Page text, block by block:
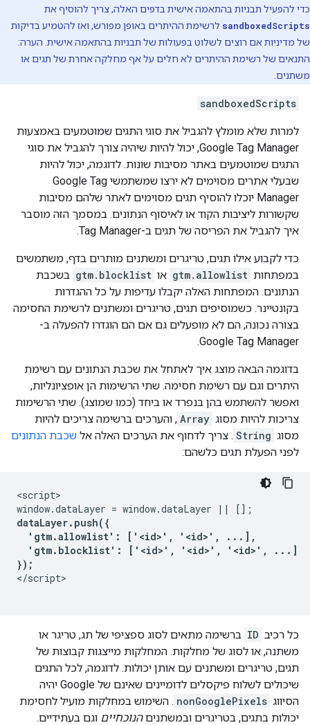
כדי להפעיל תבניות בהתאמה אישית בדפים האלה, צריך להוסיף את
sandboxedScripts לרשימת ההיתרים באופן מפורש, ואז להטמיע בדיקות
של מדיניות אם רוצים לשלוט בפעולות של תבניות בהתאמה אישית. הערה:
התנאים של רשימת ההיתרים לא חלים על אף מחלקה אחרת של תגים או
משתנים.
sandboxedScripts
למרות שלא מומלץ להגביל את סוגי התגים שמוטמעים באמצעות
Google Tag Manager, יכול להיות שיהיה צורך להגביל את סוגי
התגים שמוטמעים באתר מסיבות שונות. לדוגמה, יכול להיות
שבעלי אתרים מסוימים לא ירצו שמשתמשי Google Tag
Manager יוכלו להוסיף תגים מסוימים לאתר שלהם מסיבות
שקשורות ליציבות הקוד או לאיסוף הנתונים. במסמך הזה מוסבר
איך להגביל את הפריסה של תגים ב-Tag Manager.
כדי לקבוע אילו תגים, טריגרים ומשתנים מותרים בדף, משתמשים
במפתחות gtm.allowlist או gtm.blocklist בשכבת
הנתונים. המפתחות האלה יקבלו עדיפות על כל ההגדרות
בקונטיינר. כשמוסיפים תגים, טריגרים ומשתנים לרשימת החסימה
בצורה נכונה, הם לא מופעלים גם אם הם הוגדרו להפעלה ב-
Google Tag Manager.
בדוגמה הבאה מוצג איך לאתחל את שכבת הנתונים עם רשימת
היתרים וגם עם רשימת חסימה. שתי הרשימות הן אופציונליות,
ואפשר להשתמש בהן בנפרד או ביחד (כמו שמוצג). שתי הרשימות
צריכות להיות מסוג Array , והערכים ברשימה צריכים להיות
מסוג String . צריך לדחוף את הערכים האלה אל שכבת הנתונים
לפני הפעלת תגים כלשהם:
<script>
dataLayer.push({
  'gtm.allowlist': ['<id>', '<id>', ...],
  'gtm.blocklist': ['<id>', '<id>', '<id>', ...]
});
</script>
כל רכיב ID ברשימה מתאים לסוג ספציפי של תג, טריגר או
משתנה, או לסוג של מחלקות. המחלקות מייצגות קבוצות של
תגים, טריגרים ומשתנים עם אותן יכולות. לדוגמה, לכל התגים
שיכולים לשלוח פיקסלים לדומיינים שאינם של Google יהיה
הסיווג nonGooglePixels . השימוש במחלקות מועיל לחסימת
יכולות בתגים, בטריגרים ובמשתניםהנוכחיים וגם בעתידיים.